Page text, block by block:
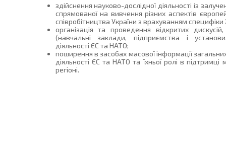
здійснення науково-дослідної діяльності із
спрямованої на вивчення різних аспектів
співробітництва України з врахуванням
організація та проведення відкритих
(навчальні заклади, підприємства і
діяльності ЄС та НАТО;
поширення в засобах масової інформації
діяльності ЄС та НАТО та їхньої ролі в
регіоні.